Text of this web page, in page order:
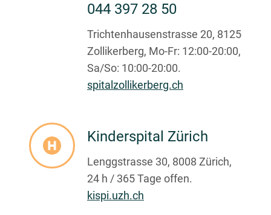
044 397 28 50
Trichtenhausenstrasse 20, 8125
Zollikerberg, Mo-Fr: 12:00-20:00,
Sa/So: 10:00-20:00.
spitalzollikerberg.ch
Kinderspital Zürich
Lenggstrasse 30, 8008 Zürich,
24 h / 365 Tage offen.
kispi.uzh.ch